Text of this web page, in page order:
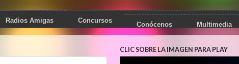
Radios Amigas Concursos Conócenos Multimedia
CLIC SOBRE LA IMAGEN PARA PLAY